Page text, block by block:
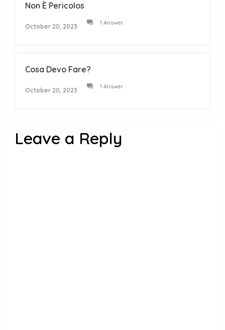
Non È Pericolos
October 20, 2023 1 Answer
Cosa Devo Fare?
October 20, 2023 1 Answer
Leave a Reply